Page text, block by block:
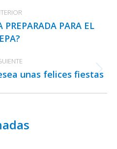
Publicación
anterior:
PREPARADA PARA EL
Publicación
unas felices fiestas